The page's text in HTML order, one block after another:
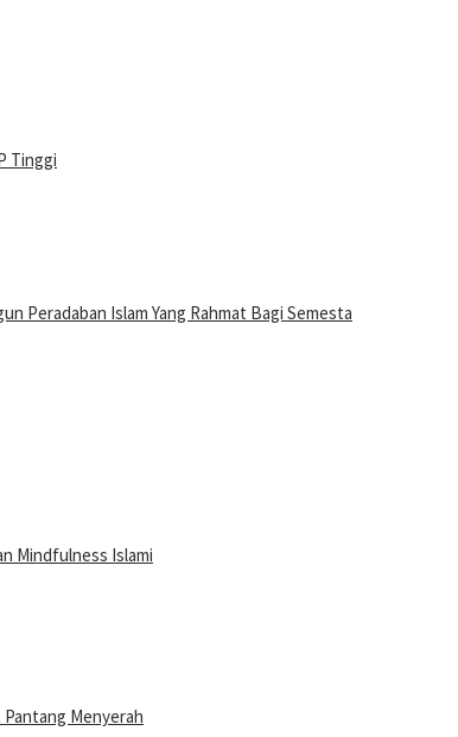
Tinggi
Peradaban Islam Yang Rahmat Bagi Semesta
Mindfulness Islami
Menyerah